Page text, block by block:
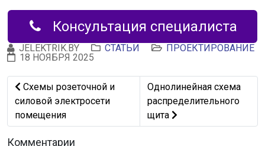
Консультация специалиста
JELEKTRIK.BY СТАТЬИ
ПРОЕКТИРОВАНИЕ
18 НОЯБРЯ 2025
Предыдущий: Cхемы розеточной и силовой
Cхемы розеточной и
силовой электросети
помещения
Следующий:
Однолинейная схема
распределительного
щита
Комментарии